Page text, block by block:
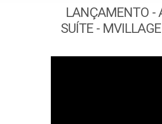
LANÇAMENTO -
SUÍTE -